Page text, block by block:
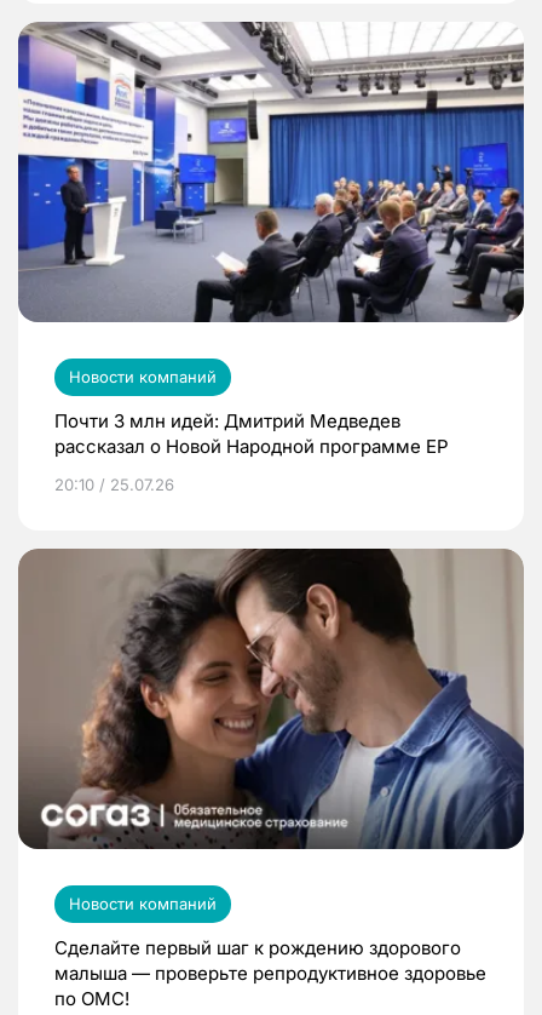
Новости компаний
Почти 3 млн идей: Дмитрий Медведев
рассказал о Новой Народной программе ЕР
20:10 / 25.07.26
Новости компаний
Сделайте первый шаг к рождению здорового
малыша — проверьте репродуктивное здоровье
по ОМС!